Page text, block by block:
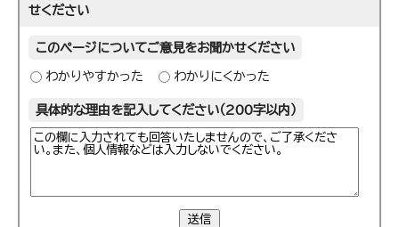
せください
このページについてご意見をお聞かせください
わかりやすかった わかりにくかった
具体的な理由を記入してください（200字以内）
送信